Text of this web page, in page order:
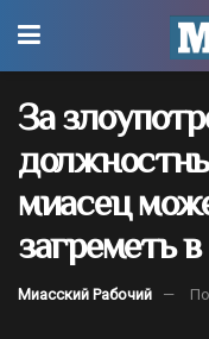
За
миасец
загреметь
Миасский Рабочий